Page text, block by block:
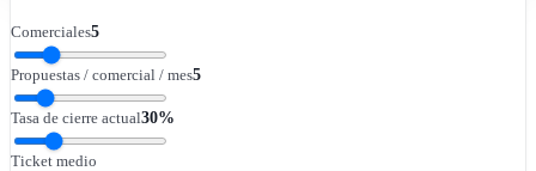
Comerciales5
Propuestas / comercial / mes5
Tasa de cierre actual30%
Ticket medio